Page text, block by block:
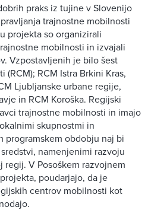
praks iz tujine v Slovenijo
trajnostne mobilnosti
projekta so organizirali
mobilnosti in izvajali
Vzpostavljenih je bilo šest
RCM Istra Brkini Kras,
Ljubljanske urbane regije,
in RCM Koroška. Regijski
trajnostne mobilnosti in imajo
skupnostmi in
programskem obdobju naj bi
namenjenimi razvoju
V Posoškem razvojnem
poudarjajo, da je
centrov mobilnosti kot